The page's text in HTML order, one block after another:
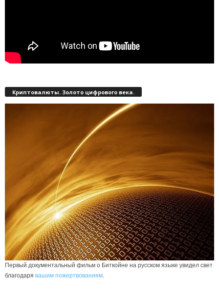
Криптовалюты. Золото цифрового века.
Первый документальный фильм о Биткойне на русском языке увидел свет
благодаря вашим пожертвованиям